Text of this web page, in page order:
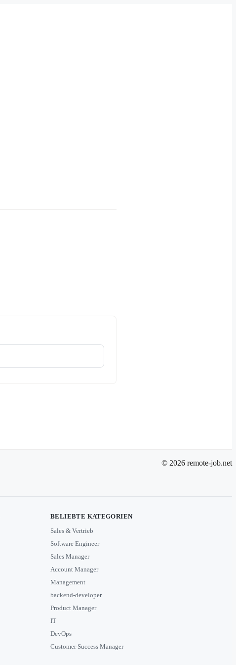
© 2026 remote-job.net
BELIEBTE KATEGORIEN
Sales & Vertrieb
Software Engineer
Sales Manager
Account Manager
Management
backend-developer
Product Manager
IT
DevOps
Customer Success Manager